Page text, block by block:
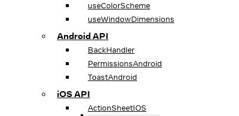
useColorScheme
useWindowDimensions
Android API
BackHandler
PermissionsAndroid
ToastAndroid
iOS API
ActionSheetIOS